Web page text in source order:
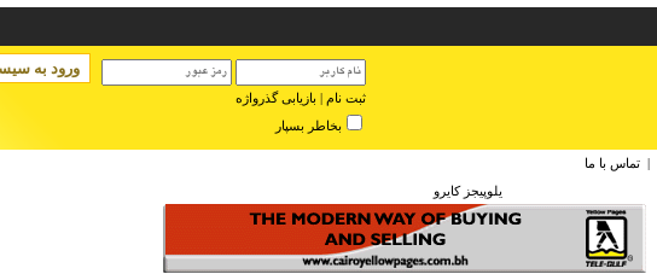
ثبت نام بازیابی گذرواژه
بخاطر بسپار
تماس با ما
يلوپيجز كايرو